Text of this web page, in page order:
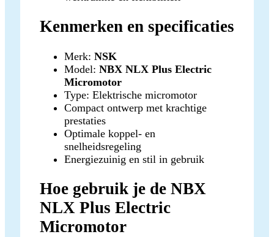
Kenmerken en specificaties
Merk: NSK
Model: NBX NLX Plus Electric
Micromotor
Type: Elektrische micromotor
Compact ontwerp met krachtige
prestaties
Optimale koppel- en
snelheidsregeling
Energiezuinig en stil in gebruik
Hoe gebruik je de NBX
NLX Plus Electric
Micromotor